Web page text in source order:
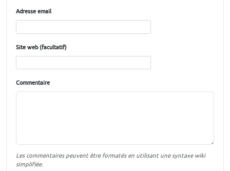
Adresse email
Site web (facultatif)
Commentaire
Les commentaires peuvent être formatés en utilisant une syntaxe wiki
simplifiée.